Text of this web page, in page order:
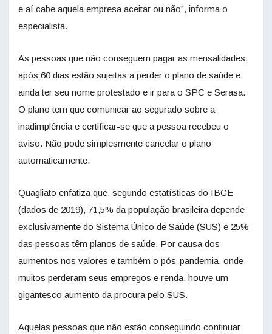
e aí cabe aquela empresa aceitar ou não”, informa o
especialista.
As pessoas que não conseguem pagar as mensalidades,
após 60 dias estão sujeitas a perder o plano de saúde e
ainda ter seu nome protestado e ir para o SPC e Serasa.
O plano tem que comunicar ao segurado sobre a
inadimplência e certificar-se que a pessoa recebeu o
aviso. Não pode simplesmente cancelar o plano
automaticamente.
Quagliato enfatiza que, segundo estatísticas do IBGE
(dados de 2019), 71,5% da população brasileira depende
exclusivamente do Sistema Único de Saúde (SUS) e 25%
das pessoas têm planos de saúde. Por causa dos
aumentos nos valores e também o pós-pandemia, onde
muitos perderam seus empregos e renda, houve um
gigantesco aumento da procura pelo SUS.
Aquelas pessoas que não estão conseguindo continuar